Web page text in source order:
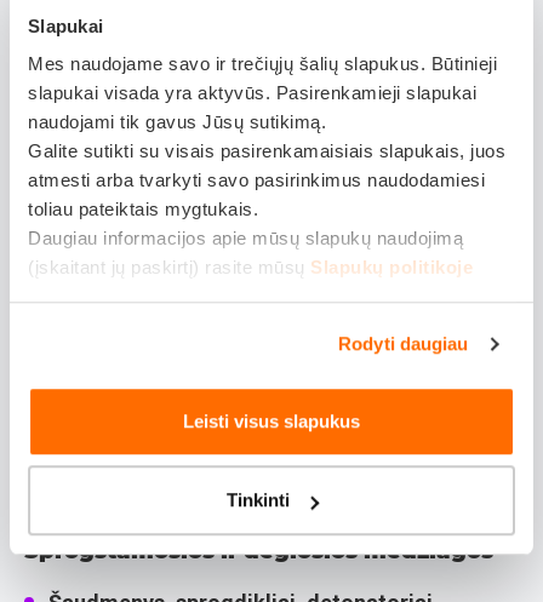
Slapukai
Mes naudojame savo ir trečiųjų šalių slapukus. Būtinieji
slapukai visada yra aktyvūs. Pasirenkamieji slapukai
naudojami tik gavus Jūsų sutikimą.
Galite sutikti su visais pasirenkamaisiais slapukais, juos
atmesti arba tvarkyti savo pasirinkimus naudodamiesi
toliau pateiktais mygtukais.
Daugiau informacijos apie mūsų slapukų naudojimą
(įskaitant jų paskirtį) rasite mūsų Slapukų politikoje
Rodyti daugiau
Leisti visus slapukus
Tinkinti
Visų tipų šaunamieji ginklai: pistoletai,
revolveriai, šautuvai.
Žaisliniai ginklai, dažasvydžio įranga, ginklų
kopijos ir imitacijos.
Pneumatiniai ir CO2 ginklai, kamuoliukų ar
Apsvaiginimo priemonės - elektrošoko
įrenginiai, lazeriai, gyvūnų užmigdymo
Sprogstamosios ir degiosios medžiagos